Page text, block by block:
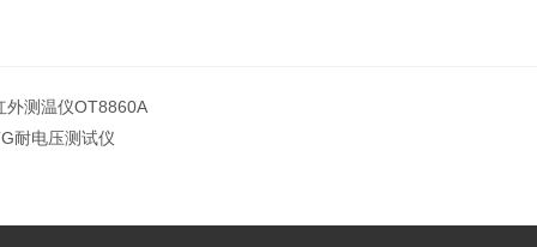
外测温仪OT8860A
耐电压测试仪